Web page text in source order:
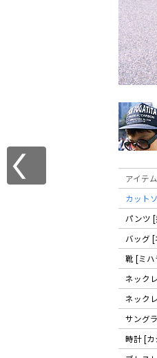
アイテ
カット
パンツ
バッグ
靴 [ミハ
ネック
ネック
サング
時計 [カ